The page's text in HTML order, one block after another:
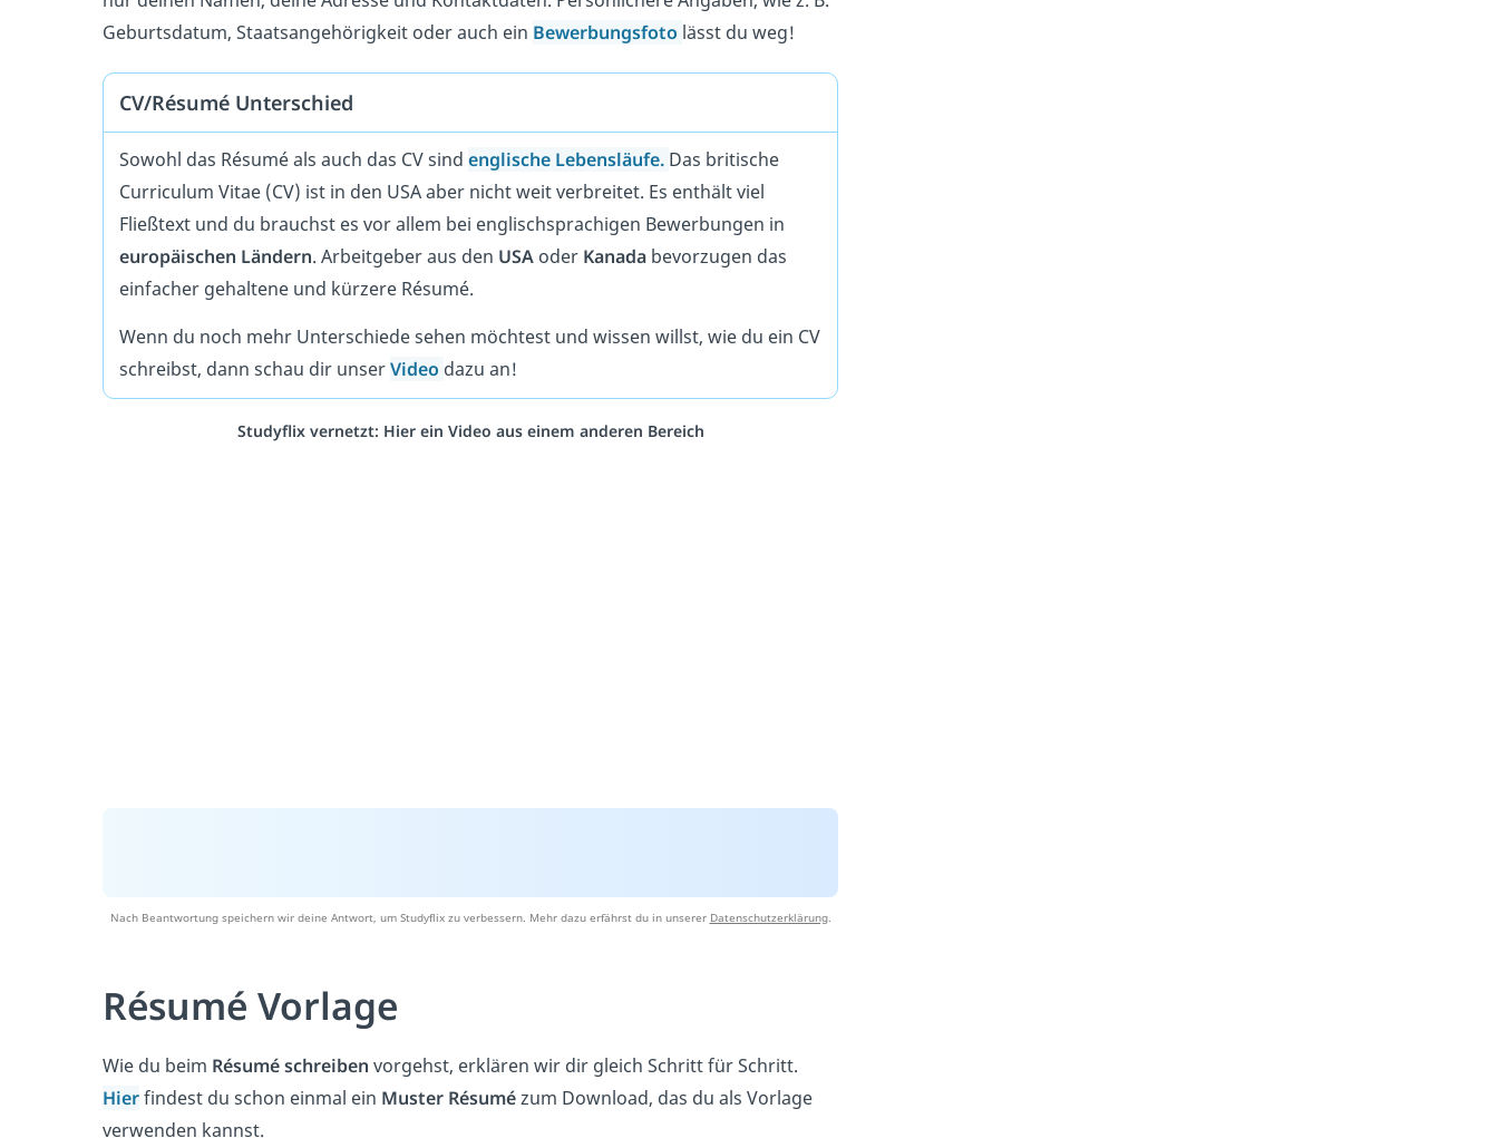
Geburtsdatum, Staatsangehörigkeit oder auch ein Bewerbungsfoto lässt du weg!
CV/Résumé Unterschied
Sowohl das Résumé als auch das CV sind englische Lebensläufe. Das britische
Curriculum Vitae (CV) ist in den USA aber nicht weit verbreitet. Es enthält viel
Fließtext und du brauchst es vor allem bei englischsprachigen Bewerbungen in
europäischen Ländern. Arbeitgeber aus den USA oder Kanada bevorzugen das
einfacher gehaltene und kürzere Résumé.
Wenn du noch mehr Unterschiede sehen möchtest und wissen willst, wie du ein CV
schreibst, dann schau dir unserVideo dazu an!
Studyflix vernetzt: Hier ein Video aus einem anderen Bereich
Nach Beantwortung speichern wir deine Antwort, um Studyflix zu verbessern. Mehr dazu erfährst du in unserer Datenschutzerklärung.
Résumé Vorlage
Wie du beim Résumé schreiben vorgehst, erklären wir dir gleich Schritt für Schritt.
Hierfindest du schon einmal ein Muster Résumézum Download, das du als Vorlage
verwenden kannst.